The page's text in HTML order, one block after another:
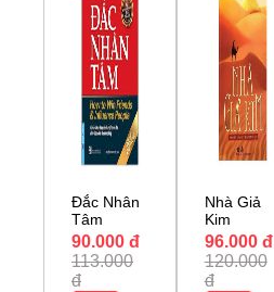
Đắc Nhân
Tâm
90.000 đ
113.000
đ
Nhà Giả
Kim
96.000 đ
120.000
đ